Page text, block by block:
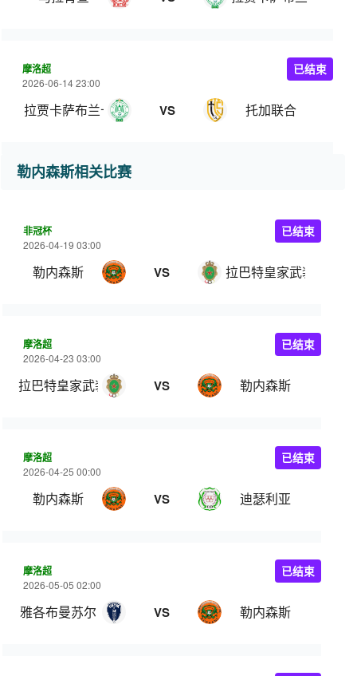
摩洛超
2026-06-14 23:00
拉贾卡萨布兰卡竞技 VS 托加联合
已结束
勒内森斯相关比赛
非冠杯
2026-04-19 03:00
勒内森斯 VS 拉巴特皇家武装
已结束
摩洛超
2026-04-23 03:00
拉巴特皇家武装 VS 勒内森斯
已结束
摩洛超
2026-04-25 00:00
勒内森斯 VS 迪瑟利亚
已结束
摩洛超
2026-05-05 02:00
雅各布曼苏尔 VS 勒内森斯
已结束